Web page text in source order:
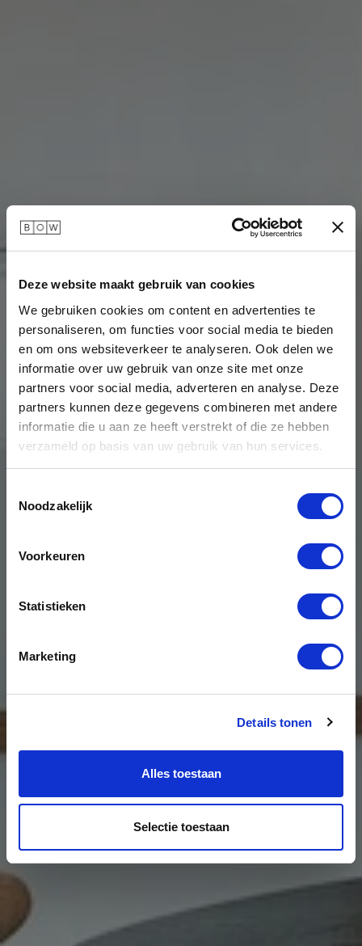
Deze website maakt gebruik van cookies
We gebruiken cookies om content en advertenties te
personaliseren, om functies voor social media te bieden
en om ons websiteverkeer te analyseren. Ook delen we
informatie over uw gebruik van onze site met onze
partners voor social media, adverteren en analyse. Deze
partners kunnen deze gegevens combineren met andere
informatie die u aan ze heeft verstrekt of die ze hebben
verzameld op basis van uw gebruik van hun services.
Noodzakelijk
Voorkeuren
Statistieken
Marketing
Details tonen
Alles toestaan
Selectie toestaan
Ditt en TANK,
In samenwerking met Ditt Officemakers en
TANK Architecten is een bijzonder project